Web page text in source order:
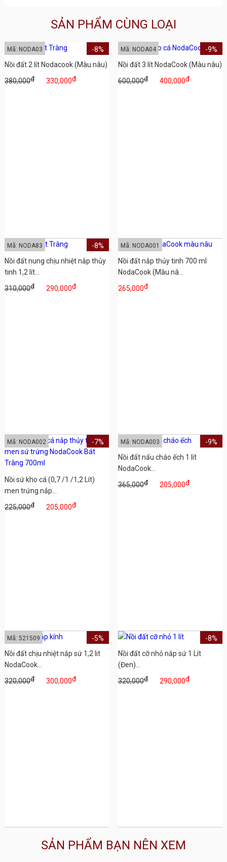
SẢN PHẨM CÙNG LOẠI
Nồi đất 2 lít Nodacook (Màu nâu)
380,000đ 330,000đ
-8%
Mã: NODA03
Nồi đất 3 lít NodaCook (Màu nâu)
600,000đ 400,000đ
-9%
Mã: NODA04
Nồi đất nung chịu nhiệt nắp thủy
tinh 1,2 lít...
310,000đ 290,000đ
-8%
Mã: NODA83
Nồi đất nắp thủy tinh 700 ml
NodaCook (Màu nâ...
265,000đ
Mã: NODA001
Nồi sứ kho cá (0,7 /1 /1,2 Lít)
men trứng nắp...
225,000đ 205,000đ
-7%
Mã: NODA002
Nồi đất nấu cháo ếch 1 lít
NodaCook...
365,000đ 205,000đ
-9%
Mã: NODA003
Nồi đất chịu nhiệt nắp sứ 1,2 lit
NodaCook...
320,000đ 300,000đ
-5%
Mã: 521509
Nồi đất cỡ nhỏ nắp sứ 1 Lít
(Đen)...
320,000đ 290,000đ
-8%
SẢN PHẨM BẠN NÊN XEM